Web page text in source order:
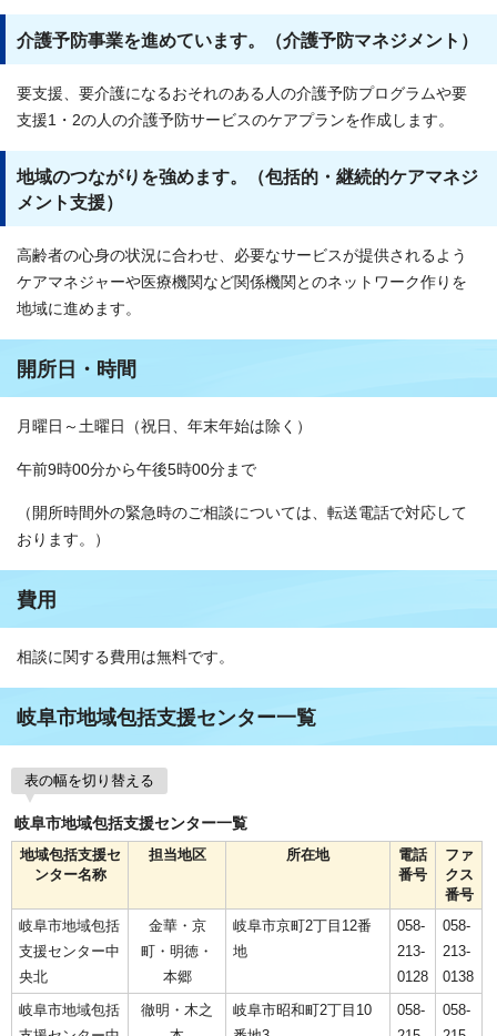
介護予防事業を進めています。（介護予防マネジメント）
要支援、要介護になるおそれのある人の介護予防プログラムや要
支援1・2の人の介護予防サービスのケアプランを作成します。
地域のつながりを強めます。（包括的・継続的ケアマネジ
メント支援）
高齢者の心身の状況に合わせ、必要なサービスが提供されるよう
ケアマネジャーや医療機関など関係機関とのネットワーク作りを
地域に進めます。
開所日・時間
月曜日～土曜日（祝日、年末年始は除く）
午前9時00分から午後5時00分まで
（開所時間外の緊急時のご相談については、転送電話で対応して
おります。）
費用
相談に関する費用は無料です。
岐阜市地域包括支援センター一覧
表の幅を切り替える
岐阜市地域包括支援センター一覧
地域包括支援セ
ンター名称
担当地区 所在地
電話
番号
ファ
クス
番号
岐阜市地域包括
支援センター中
央北
金華・京
町・明徳・
本郷
岐阜市京町2丁目12番
地
058-
213-
0128
058-
213-
0138
岐阜市地域包括
徹明・木之
岐阜市昭和町2丁目10
058-
058-